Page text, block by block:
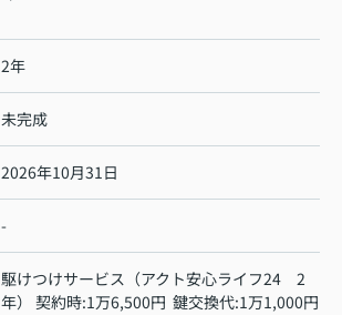
2年
未完成
2026年10月31日
-
駆けつけサービス（アクト安心ライフ24 2
年） 契約時:1万6,500円 鍵交換代:1万1,000円